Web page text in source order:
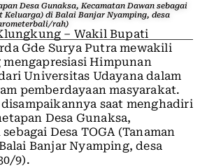
Desa Gunaksa, Kecamatan Dawan sebagai
Keluarga) di Balai Banjar Nyamping, desa
rah)
– Wakil Bupati
Gde Surya Putra mewakili
Himpunan
Universitas Udayana dalam
pemberdayaan masyarakat.
saat menghadiri
Desa Gunaksa,
Desa TOGA (Tanaman
Banjar Nyamping, desa
9).